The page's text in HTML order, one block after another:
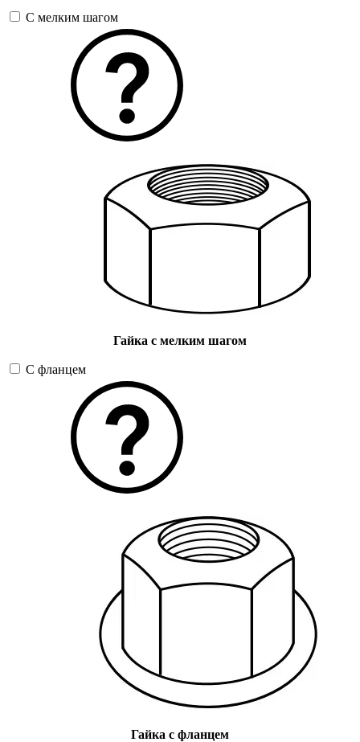
С мелким шагом
Гайка с мелким шагом
С фланцем
Гайка с фланцем